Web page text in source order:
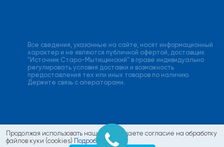
Все сведения, указанные на сайте, носят информационный
характер и не являются публичной офертой, доставщик
"Источник Старо-Мытищинский" в праве индивидуально
регулировать условия доставки и возможность
предоставления тех или иных товаров по наличию.
Держите связь с операторами.
Продолжая использовать наш сайт, вы даете согласие на обработку
файлов куки (cookies) Подробнее